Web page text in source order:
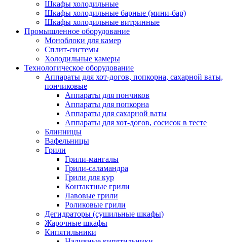
Шкафы холодильные
Шкафы холодильные барные (мини-бар)
Шкафы холодильные витринные
Промышленное оборудование
Моноблоки для камер
Сплит-системы
Холодильные камеры
Технологическое оборудование
Аппараты для хот-догов, попкорна, сахарной ваты,
пончиковые
Аппараты для пончиков
Аппараты для попкорна
Аппараты для сахарной ваты
Аппараты для хот-догов, сосисок в тесте
Блинницы
Вафельницы
Грили
Грили-мангалы
Грили-саламандра
Грили для кур
Контактные грили
Лавовые грили
Роликовые грили
Дегидраторы (сушильные шкафы)
Жарочные шкафы
Кипятильники